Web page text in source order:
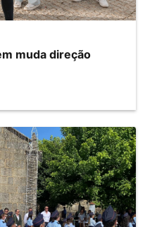
muda direção